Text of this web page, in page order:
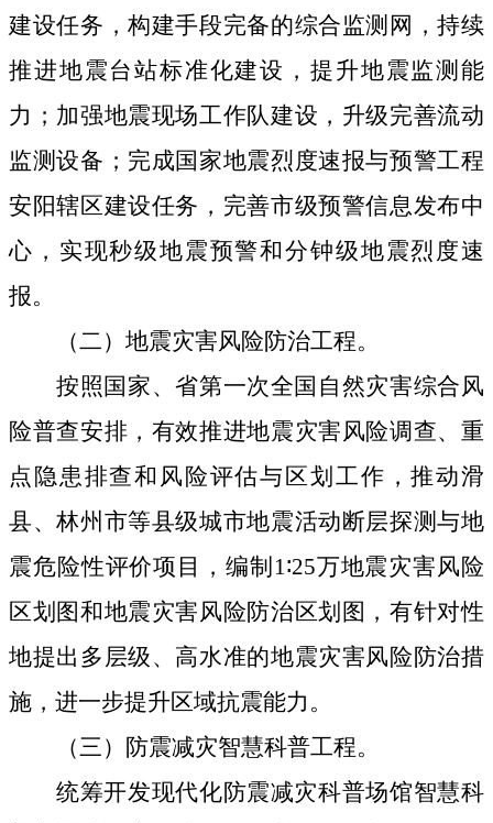
建设任务，构建手段完备的综合监测网，持续
推进地震台站标准化建设，提升地震监测能
力；加强地震现场工作队建设，升级完善流动
监测设备；完成国家地震烈度速报与预警工程
安阳辖区建设任务，完善市级预警信息发布中
心，实现秒级地震预警和分钟级地震烈度速
报。
（二）地震灾害风险防治工程。
按照国家、省第一次全国自然灾害综合风
险普查安排，有效推进地震灾害风险调查、重
点隐患排查和风险评估与区划工作，推动滑
县、林州市等县级城市地震活动断层探测与地
震危险性评价项目，编制 1∶25万地震灾害风险
区划图和地震灾害风险防治区划图，有针对性
地提出多层级、高水准的地震灾害风险防治措
施， 进一步提升区域抗震能力。
（三）防震减灾智慧科普工程。
统筹开发现代化防震减灾科普场馆智慧科